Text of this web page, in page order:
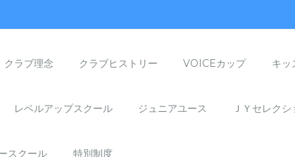
クラブ理念 クラブヒストリー VOICEカップ キッ
レベルアップスクール ジュニアユース ＪＹセレク
スクール 特別制度